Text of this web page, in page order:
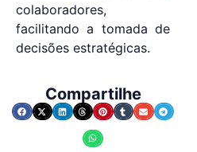
colaboradores,
facilitando a tomada de
decisões estratégicas.
Compartilhe